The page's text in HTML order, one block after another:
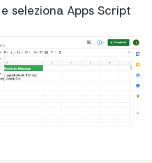
seleziona Apps Script